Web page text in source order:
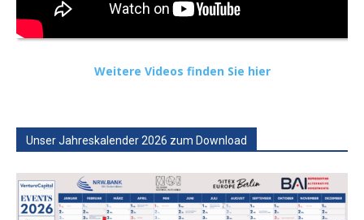
Weitere Videos finden Sie hier
Unser Jahreskalender 2026 zum Download